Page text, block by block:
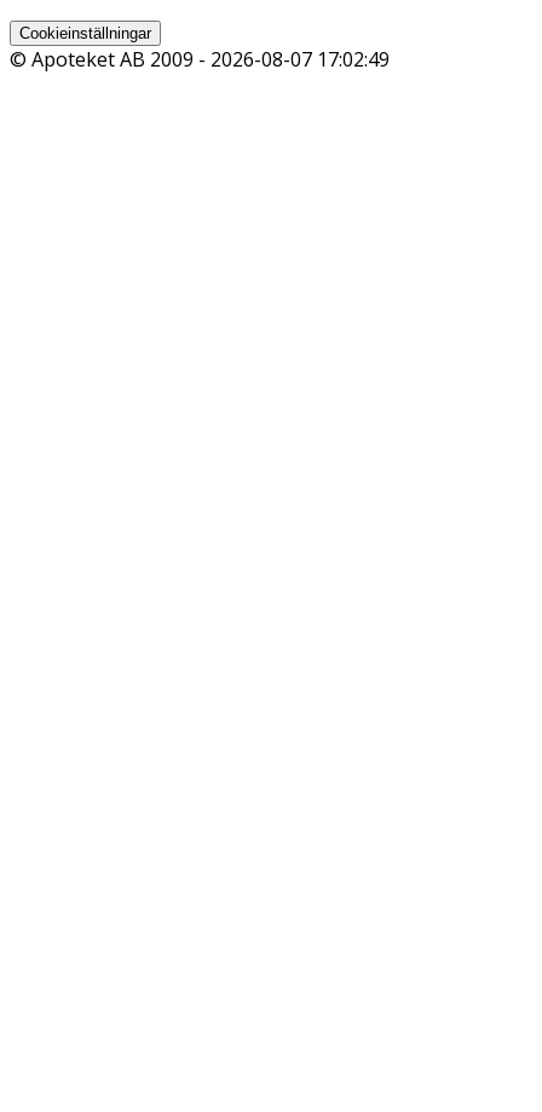
Cookieinställningar
© Apoteket AB 2009 - 2026-08-07 17:02:49